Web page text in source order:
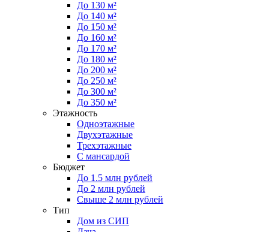
До 130 м²
До 140 м²
До 150 м²
До 160 м²
До 170 м²
До 180 м²
До 200 м²
До 250 м²
До 300 м²
До 350 м²
Этажность
Одноэтажные
Двухэтажные
Трехэтажные
С мансардой
Бюджет
До 1.5 млн рублей
До 2 млн рублей
Свыше 2 млн рублей
Тип
Дом из СИП